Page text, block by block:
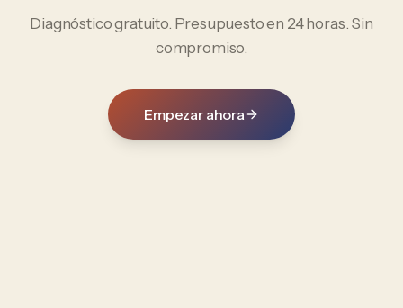
Diagnóstico gratuito. Presupuesto en 24 horas. Sin
compromiso.
Empezar ahora